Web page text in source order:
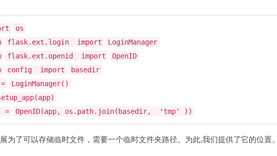
os
flask.ext.login import
LoginManager
flask.ext.openid import
OpenID
config import
basedir
=
LoginManager()
= OpenID(app, os.path.join(basedir, 'tmp' ))
为了可以存储临时文件，需要一个临时文件夹路径。为此,我们提供了它的位置